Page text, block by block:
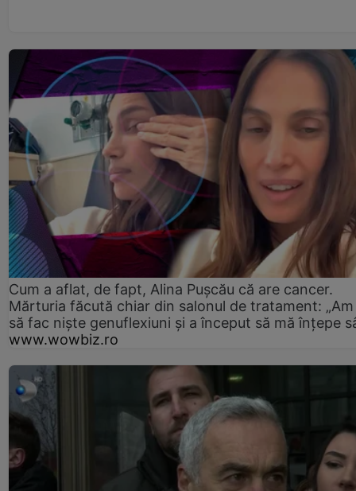
Cum a aflat, de fapt, Alina Pușcău că are cancer.
Mărturia făcută chiar din salonul de tratament:
să fac niște genuflexiuni și a început să mă înțepe
www.wowbiz.ro